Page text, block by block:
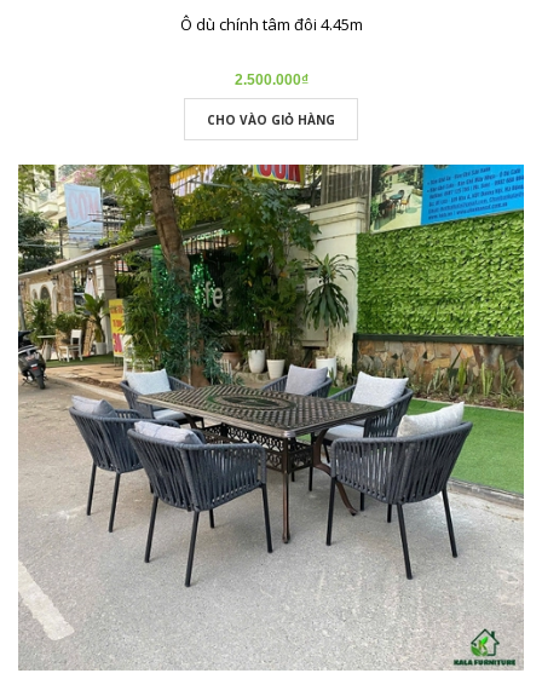
Ô dù chính tâm đôi 4.45m
2.500.000₫
CHO VÀO GIỎ HÀNG